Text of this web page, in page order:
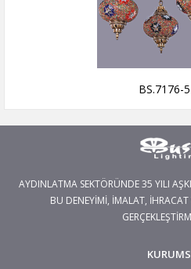
BS.7176-
AYDINLATMA SEKTÖRÜNDE 35 YILI
BU DENEYİMİ, İMALAT,